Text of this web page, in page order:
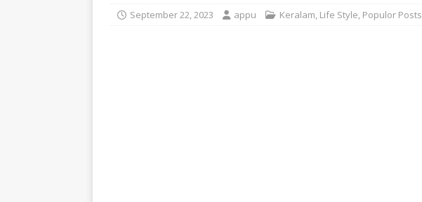
September 22, 2023 appu Keralam, Life Style, Populor Posts